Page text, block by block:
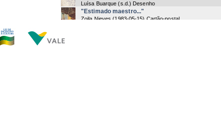
Luísa Buarque (s.d. ) Desenho
"Estimado maestro..."
Zoila Nieves (1983-05-15) Cartão-postal